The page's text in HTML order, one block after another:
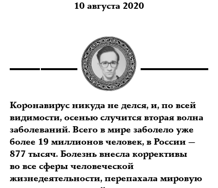
10 августа 2020
Коронавирус никуда не делся, и, по всей
видимости, осенью случится вторая волна
заболеваний. Всего в мире заболело уже
более 19 миллионов человек, в России —
877 тысяч. Болезнь внесла коррективы
во все сферы человеческой
жизнедеятельности, перепахала мировую